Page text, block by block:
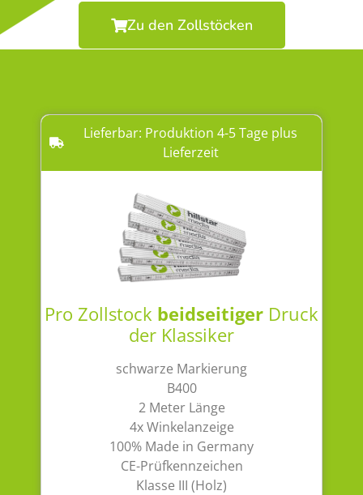
Zu den Zollstöcken
Lieferbar: Produktion 4-5 Tage plus
Lieferzeit
Pro Zollstock beidseitiger Druck
der Klassiker
schwarze Markierung
B400
2 Meter Länge
4x Winkelanzeige
100% Made in Germany
CE-Prüfkennzeichen
Klasse III (Holz)